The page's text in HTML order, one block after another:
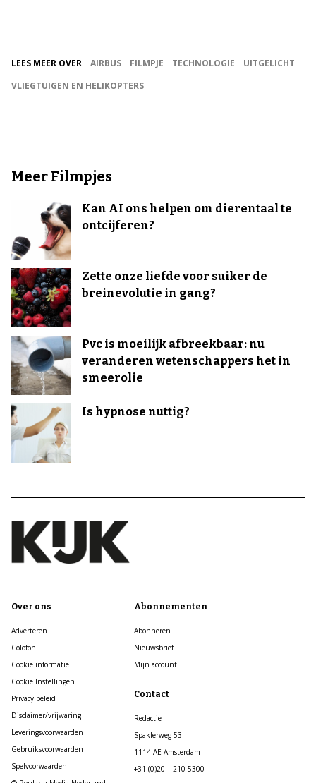
LEES MEER OVER AIRBUS FILMPJE TECHNOLOGIE
UITGELICHT
VLIEGTUIGEN EN HELIKOPTERS
Meer Filmpjes
Kan AI ons helpen om dierentaal te
ontcijferen?
Zette onze liefde voor suiker de
breinevolutie in gang?
Pvc is moeilijk afbreekbaar: nu
veranderen wetenschappers het in
smeerolie
Is hypnose nuttig?
Over ons
Adverteren
Colofon
Cookie informatie
Cookie Instellingen
Privacy beleid
Disclaimer/vrijwaring
Leveringsvoorwaarden
Gebruiksvoorwaarden
Spelvoorwaarden
Abonnementen
Abonneren
Nieuwsbrief
Mijn account
Contact
Redactie
Spaklerweg 53
1114 AE Amsterdam
+31 (0)20 – 210 5300